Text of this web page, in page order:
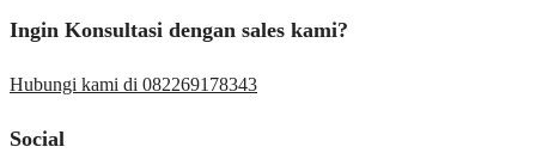
Ingin Konsultasi dengan sales kami?
Hubungi kami di 082269178343
Social